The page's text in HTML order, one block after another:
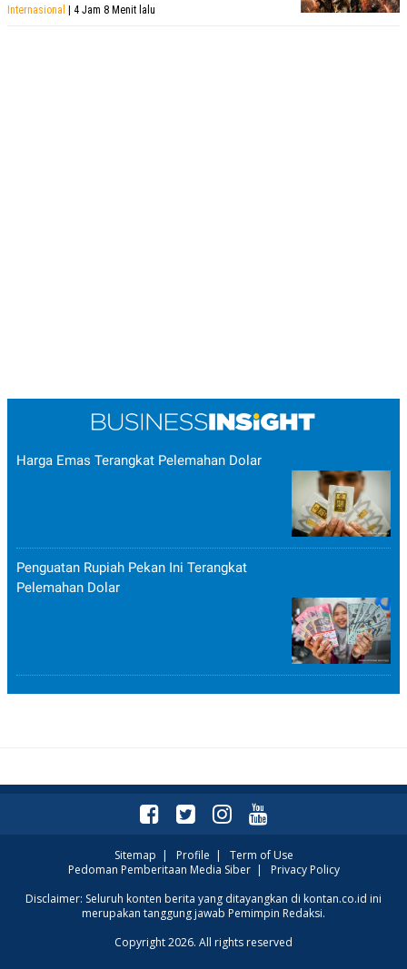
Internasional | 4 Jam 8 Menit lalu
Harga Emas Terangkat Pelemahan Dolar
Penguatan Rupiah Pekan Ini Terangkat
Pelemahan Dolar
Sitemap | Profile | Term of Use
Pedoman Pemberitaan Media Siber| Privacy Policy
Disclaimer: Seluruh konten berita yang ditayangkan di kontan.co.id ini
merupakan tanggung jawab Pemimpin Redaksi.
Copyright 2026. All rights reserved